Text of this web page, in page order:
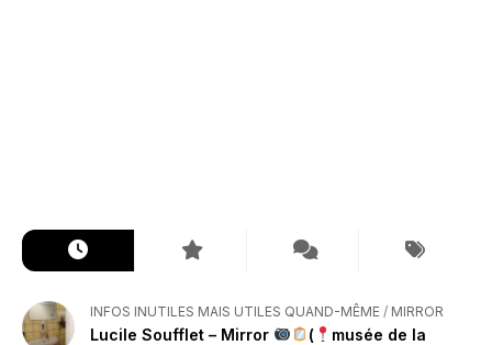
INFOS INUTILES MAIS UTILES QUAND-MÊME / MIRROR
Lucile Soufflet – Mirror (
musée de la